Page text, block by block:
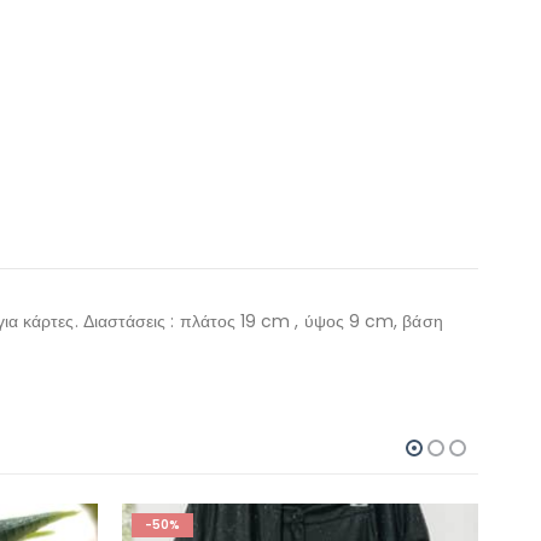
κάρτες. Διαστάσεις : πλάτος 19 cm , ύψος 9cm, βάση
-50%